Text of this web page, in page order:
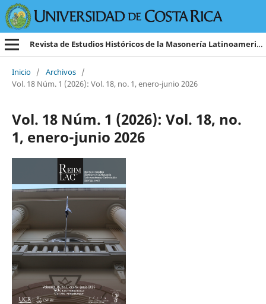
Revista de Estudios Históricos de la Masonería Latinoamericana y Caribeña
Inicio / Archivos /
Vol. 18 Núm. 1 (2026): Vol. 18, no. 1, enero-junio 2026
Vol. 18 Núm. 1 (2026): Vol. 18, no.
1, enero-junio 2026